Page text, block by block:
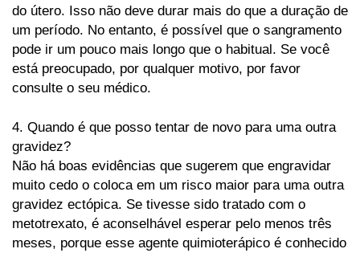
do útero. Isso não deve durar mais do que a duração de
um período. No entanto, é possível que o sangramento
pode ir um pouco mais longo que o habitual. Se você
está preocupado, por qualquer motivo, por favor
consulte o seu médico.
4. Quando é que posso tentar de novo para uma outra
gravidez?
Não há boas evidências que sugerem que engravidar
muito cedo o coloca em um risco maior para uma outra
gravidez ectópica. Se tivesse sido tratado com o
metotrexato, é aconselhável esperar pelo menos três
meses, porque esse agente quimioterápico é conhecido